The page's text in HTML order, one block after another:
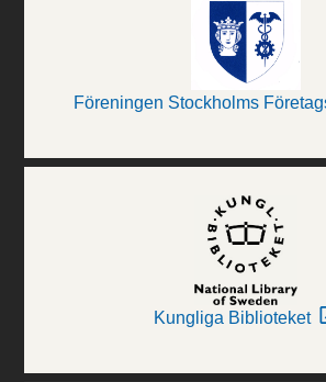
Föreningen Stockholms
Kungliga Biblioteket